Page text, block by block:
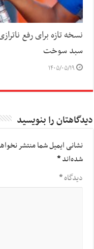
نسخه تازه برای رفع
سبد سوخت
۱۴۰۵/۰۵/۱۹
دیدگاهتان را بنویسید
نشانی ایمیل شما منتشر
شده‌اند*
دیدگاه*